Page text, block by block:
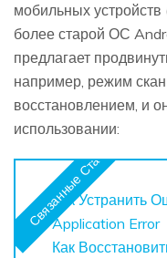
мобильных
более старой ОС
предлагает
например, режим
восстановлением, и
использовании:
Связанные Статьи
Как Устранить
Application Error
Как